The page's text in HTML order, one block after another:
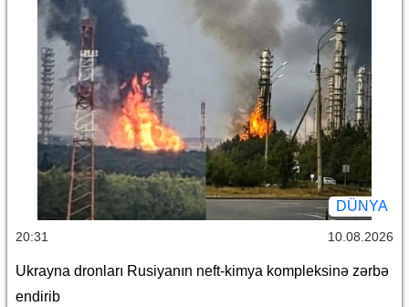
DÜNYA
20:31 10.08.2026
Ukrayna dronları Rusiyanın neft-kimya kompleksinə zərbə
endirib